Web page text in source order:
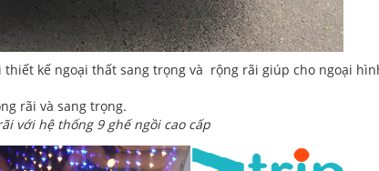
thiết kế ngoại thất sang trọng và rộng rãi giúp cho ngoại
rãi và sang trọng.
với hệ thống 9 ghế ngồi cao cấp